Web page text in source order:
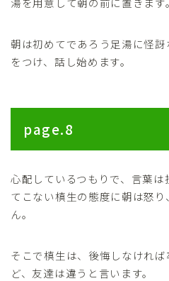
朝は初めてであろう足湯に怪
をつけ、話し始めます。
page.8
心配しているつもりで、言葉
てこない槙生の態度に朝は怒
ん。
そこで槙生は、後悔しなけれ
ど、友達は違うと言います。